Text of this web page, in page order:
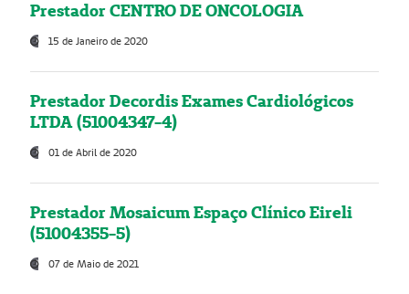
Prestador CENTRO DE ONCOLOGIA
15 de Janeiro de 2020
Prestador Decordis Exames Cardiológicos
LTDA (51004347-4)
01 de Abril de 2020
Prestador Mosaicum Espaço Clínico Eireli
(51004355-5)
07 de Maio de 2021